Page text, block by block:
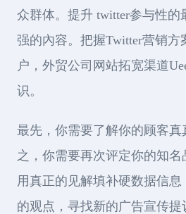
众群体。提升 twitter参与性的
强的內容。把握Twitter营销方
户，外贸公司网站拓宽渠道
识。
最先，你需要了解你的顾客真
之，你需要再次评定你的知名
用真正的见解填补硬数据信
的观点，寻找新的广告宣传提